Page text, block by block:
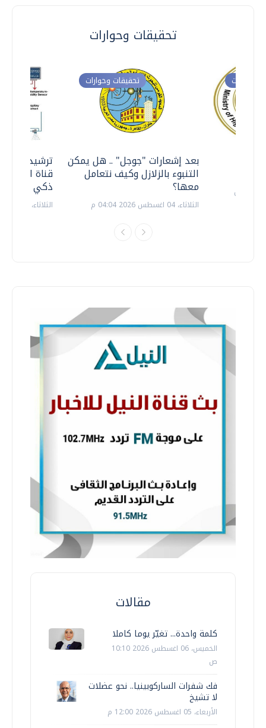
تحقيقات وحوارات
ترشيدا
قناة
ذكي
الثلاثاء، 14 يوليو 2026 06:11 م
تحقيقات وحوارات
بعد إشعارات "جوجل" .. هل يمكن
التنبوء بالزلازل وكيف نتعامل
معها؟
الثلاثاء، 04 اغسطس 2026 04:04 م
وحوارات
مقالات
كلمة واحدة... تغيّر يوما كاملا
الخميس، 06 اغسطس 2026 10:10
ص
فك شفرات الساركوبينيا.. نحو عضلات
لا تشيخ
الأربعاء، 05 اغسطس 2026 12:00 م